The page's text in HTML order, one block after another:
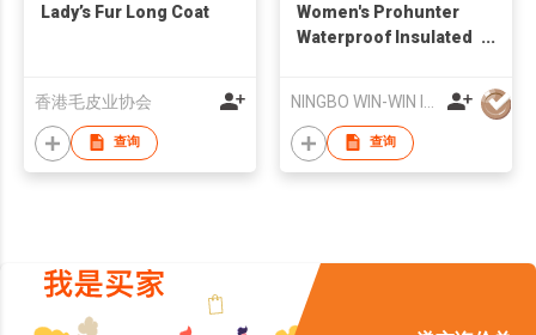
Lady’s Fur Long Coat
香港毛皮业协会
查询
Women's Prohunter
Waterproof Insulated
查询